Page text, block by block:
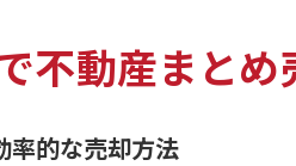
複数物件
不
不動産まとめ
率的な売却方法